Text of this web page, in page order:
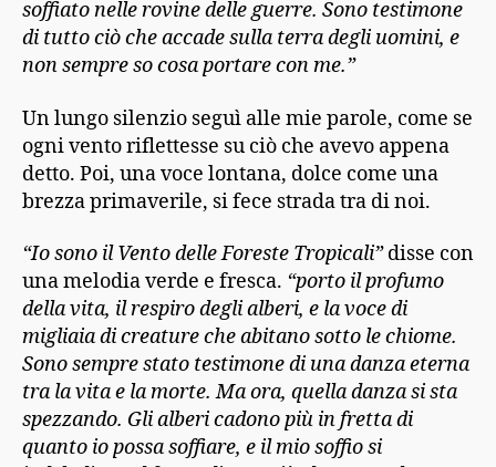
soffiato nelle rovine delle guerre. Sono testimone
di tutto ciò che accade sulla terra degli uomini, e
non sempre so cosa portare con me.”
Un lungo silenzio seguì alle mie parole, come se
ogni vento riflettesse su ciò che avevo appena
detto. Poi, una voce lontana, dolce come una
brezza primaverile, si fece strada tra di noi.
“Io sono il Vento delle Foreste Tropicali”disse con
una melodia verde e fresca. “porto il profumo
della vita, il respiro degli alberi, e la voce di
migliaia di creature che abitano sotto le chiome.
Sono sempre stato testimone di una danza eterna
tra la vita e la morte. Ma ora, quella danza si sta
spezzando. Gli alberi cadono più in fretta di
quanto io possa soffiare, e il mio soffio si